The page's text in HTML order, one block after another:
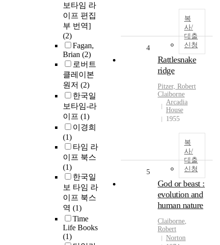
보타임 라
이프 편집
부 번역]
(2)
Fagan,
Brian (2)
로버트
클레이본
원저 (2)
한국일
보타임-라
이프 (1)
이경희
(1)
타임 라
이프 북스
(1)
한국일
보 타임 라
이프 북스
역 (1)
Time
Life Books
(1)
복
사/
대출
신청
4
Rattlesnake
ridge
Pitzer, Robert
Claiborne
Arcadia
House
1955
복
사/
대출
신청
5
God or beast :
evolution and
human nature
Claiborne,
Robert
Norton